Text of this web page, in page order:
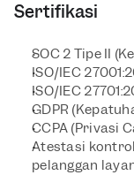
Sertifikasi
SOC 2 Tipe II
ISO/IEC
ISO/IEC
GDPR
CCPA (Privasi
Atestasi
pelanggan